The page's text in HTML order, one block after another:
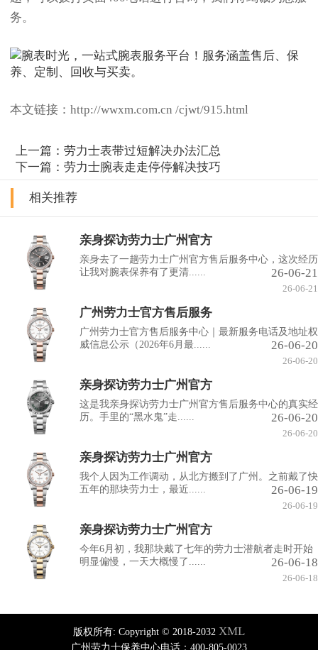
务。
本文链接：http://wwxm.com.cn /cjwt/915.html
上一篇：劳力士表带过短解决办法汇总
下一篇：劳力士腕表走走停停解决技巧
相关推荐
亲身探访劳力士广州官方
亲身去了一趟劳力士广州官方售后服务中心，这次经历
让我对腕表保养有了更清......
26-06-21
26-06-21
广州劳力士官方售后服务
广州劳力士官方售后服务中心｜最新服务电话及地址权
威信息公示（2026年6月最......
26-06-20
26-06-20
亲身探访劳力士广州官方
这是我亲身探访劳力士广州官方售后服务中心的真实经
历。手里的“黑水鬼”走......
26-06-20
26-06-20
亲身探访劳力士广州官方
我个人因为工作调动，从北方搬到了广州。之前戴了快
五年的那块劳力士，最近......
26-06-19
26-06-19
亲身探访劳力士广州官方
今年6月初，我那块戴了七年的劳力士潜航者走时开始
明显偏慢，一天大概慢了......
26-06-18
26-06-18
版权所有: Copyright © 2018-2032 XML
广州劳力士保养中心电话：400-805-0023